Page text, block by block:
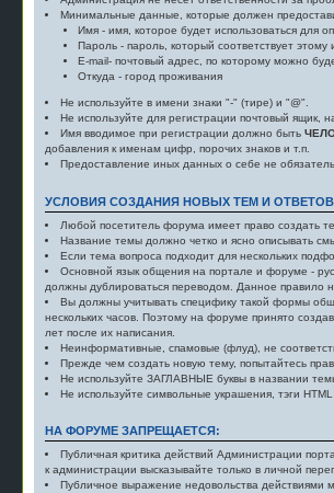
Минимальные данные, которые должен
Имя - имя, которое будет использоваться для
Пароль - пароль, который соответствует
E-mail- почтовый адрес, по которому можно
Откуда - город проживания
Не используйте в имени знаки "-" (тире) и "@".
Не используйте для регистрации почтовый ящик,
Имя вводимое при регистрации должно быть
добавления к именам цифр, порочих знаков и т.п.
Предоставление иных данных о себе не
УСЛОВИЯ СОЗДАНИЯ НОВЫХ ТЕМ И
Любой посетитель форума имеет право создать
Название темы должно четко и ясно описывать
Если тема вопроса подходит для нескольких
Основной язык общения на портале и форуме -
должны дублироваться переводом. Данное правило
Вы должны учитывать специфику такой формы
нескольких часов. Поэтому на форуме принято
лет после их написания.
Неинформативные, спамовые (флуд), не
Прежде чем создать новую тему, попытайтесь
Не используйте ЗАГЛАВНЫЕ буквы в названии
Не используйте символьные украшения, тэги
НА ФОРУМЕ ЗАПРЕЩАЕТСЯ:
Публичная критика действий Администрации
к администрации высказывайте только в личной
Публичное выражение недовольства действиями